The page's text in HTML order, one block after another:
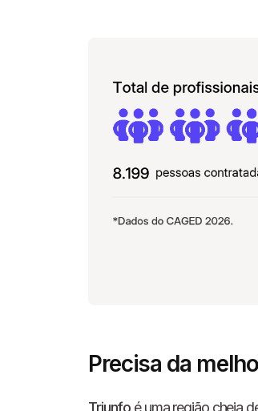
Precisa da
Triunfo é uma região cheia